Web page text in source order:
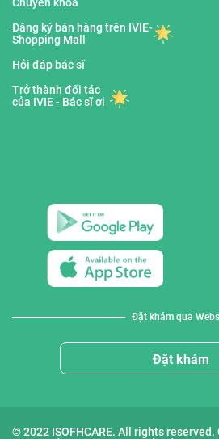
Đăng ký bán hàng trên IVIE-
Shopping Mall
Hỏi đáp bác sĩ
Trở thành đối tác
của IVIE - Bác sĩ ơi
Đặt khám qua
Đặt khám
© 2022 ISOFHCARE. All rights